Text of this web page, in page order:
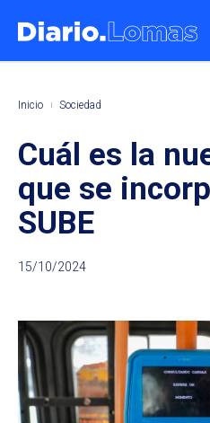
Inicio Sociedad
Cuál es la
que se
SUBE
15/10/2024